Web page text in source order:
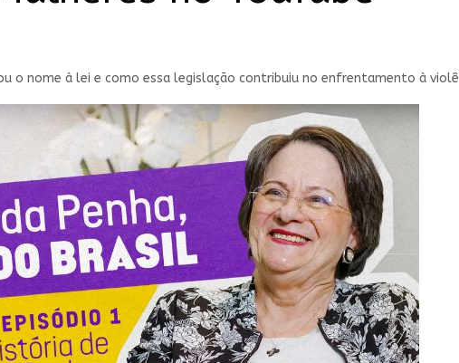
o nome à lei e como essa legislação contribuiu no enfrentamento à